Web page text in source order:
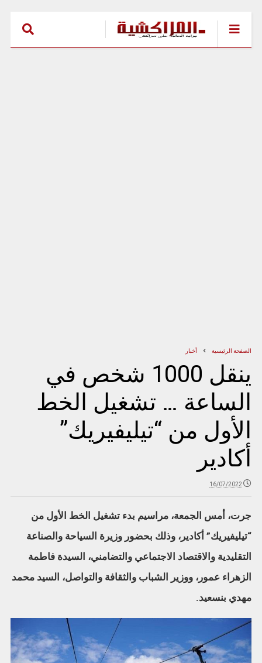
الصفحة الرئيسية أخبار
ينقل 1000 شخص في
الساعة … تشغيل الخط
الأول من “تيليفيريك”
أكادير
16/07/2022
جرت، أمس الجمعة، مراسيم بدء تشغيل الخط الأول من
“تيليفيريك” أكادير، وذلك بحضور وزيرة السياحة والصناعة
التقليدية والاقتصاد الاجتماعي والتضامني، السيدة فاطمة
الزهراء عمور، ووزير الشباب والثقافة والتواصل، السيد محمد
مهدي بنسعيد.